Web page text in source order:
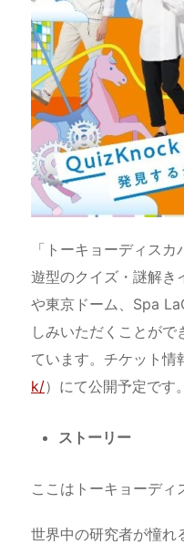
「トーキョーディス
遊型のクイズ・謎解き
や東京ドーム、Spa
しみいただくことが
ています。チケット情
k/）にて公開予定です。
ストーリー
ここはトーキョーディ
世界中の研究者が憧れ